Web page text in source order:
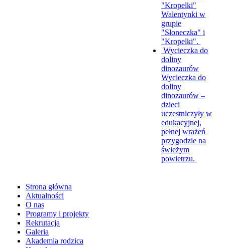
"Kropelki"
Walentynki w
grupie
"Słoneczka" i
"Kropelki".
Wycieczka do
doliny
dinozaurów
Wycieczka do
doliny
dinozaurów –
dzieci
uczestniczyły w
edukacyjnej,
pełnej wrażeń
przygodzie na
świeżym
powietrzu.
Strona główna
Aktualności
O nas
Programy i projekty
Rekrutacja
Galeria
Akademia rodzica